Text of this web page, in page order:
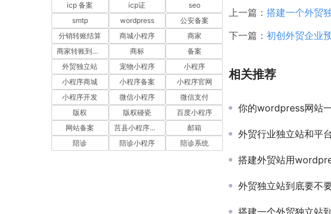
上一篇： 搭建一个外贸
下一篇： 初创外贸企业
相关推荐
你的wordpress网站
外贸行业独立站和平台哪一个更划算（外贸做
搭建外贸站用wordpress还是用
外贸独立站到底要不
icp 备案 icp证
seo
smtp
wordpress
公安备案
分销转账结算
商城小程序
商家
商家转账到零钱
商标
备案
外贸独立站
宠物小程序
小程序
小程序商城
小程序备案
小程序官网
小程序开发
微信小程序
微信支付
版权
版权碰瓷
百度小程序
网站备案
莒县小程序开发
邮箱
陪诊
陪诊小程序 陪诊系统